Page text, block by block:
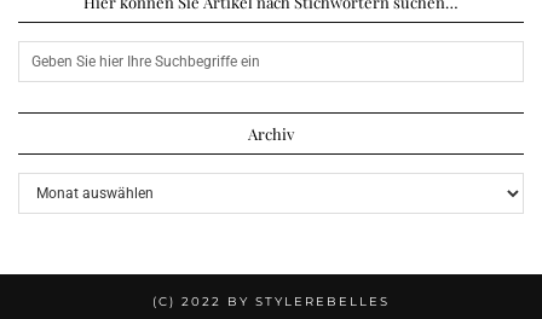
Archiv
Archiv
(C) 2022 BY STYLEREBELLES